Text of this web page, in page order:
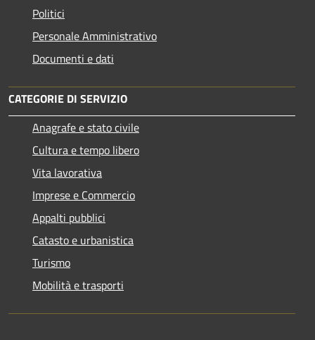
Politici
Personale Amministrativo
Documenti e dati
CATEGORIE DI SERVIZIO
Anagrafe e stato civile
Cultura e tempo libero
Vita lavorativa
Imprese e Commercio
Appalti pubblici
Catasto e urbanistica
Turismo
Mobilità e trasporti